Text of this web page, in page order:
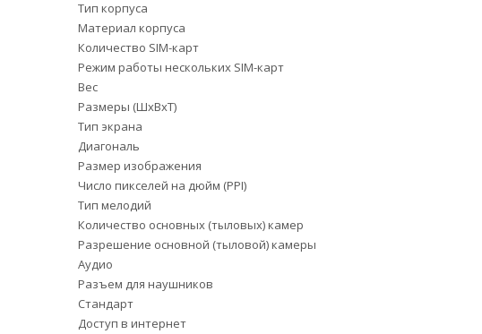
Тип корпуса
Материал корпуса
Количество SIM-карт
Режим работы нескольких SIM-карт
Вес
Размеры (ШxВxТ)
Тип экрана
Диагональ
Размер изображения
Число пикселей на дюйм (PPI)
Тип мелодий
Количество основных (тыловых) камер
Разрешение основной (тыловой) камеры
Аудио
Разъем для наушников
Стандарт
Доступ в интернет